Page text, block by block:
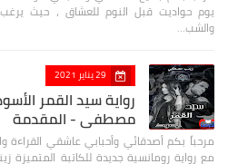
يوم حواديت قبل النوم للعشاق ، حيث يرغب
والشب…
29 يناير 2021
رواية سيد القمر
مصطفي - المقدمة
مرحباً بكم أصدقائي وأحبابي عاشقي القراءة
مع رواية رومانسية جديدة للكاتبة